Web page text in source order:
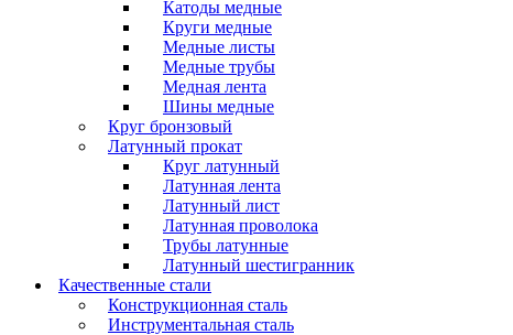
Катоды медные
Круги медные
Медные листы
Медные трубы
Медная лента
Шины медные
Круг бронзовый
Латунный прокат
Круг латунный
Латунная лента
Латунный лист
Латунная проволока
Трубы латунные
Латунный шестигранник
Качественные стали
Конструкционная сталь
Инструментальная сталь